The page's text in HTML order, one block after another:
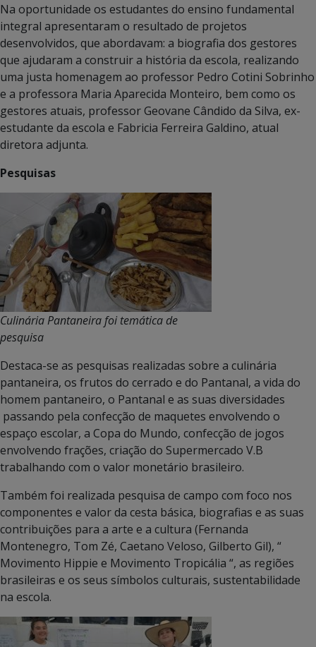
Na oportunidade os estudantes do ensino fundamental
integral apresentaram o resultado de projetos
desenvolvidos, que abordavam: a biografia dos gestores
que ajudaram a construir a história da escola, realizando
uma justa homenagem ao professor Pedro Cotini Sobrinho
e a professora Maria Aparecida Monteiro, bem como os
gestores atuais, professor Geovane Cândido da Silva, ex-
estudante da escola e Fabricia Ferreira Galdino, atual
diretora adjunta.
Pesquisas
Culinária Pantaneira foi temática de
pesquisa
Destaca-se as pesquisas realizadas sobre a culinária
pantaneira, os frutos do cerrado e do Pantanal, a vida do
homem pantaneiro, o Pantanal e as suas diversidades
passando pela confecção de maquetes envolvendo o
espaço escolar, a Copa do Mundo, confecção de jogos
envolvendo frações, criação do Supermercado V.B
trabalhando com o valor monetário brasileiro.
Também foi realizada pesquisa de campo com foco nos
componentes e valor da cesta básica, biografias e as suas
contribuições para a arte e a cultura (Fernanda
Montenegro, Tom Zé, Caetano Veloso, Gilberto Gil), “
Movimento Hippie e Movimento Tropicália “, as regiões
brasileiras e os seus símbolos culturais, sustentabilidade
na escola.